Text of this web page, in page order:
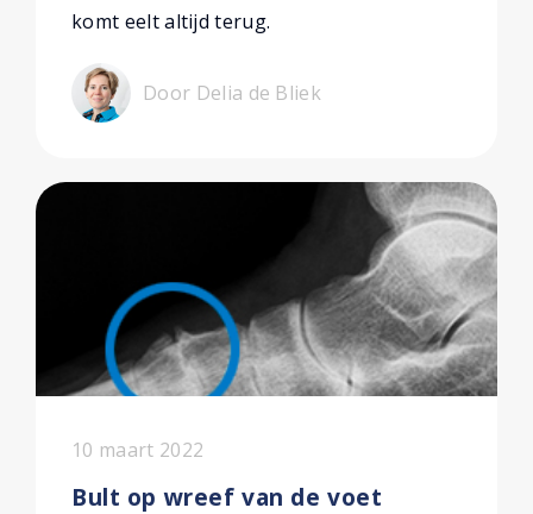
komt eelt altijd terug.
Door Delia de Bliek
10 maart 2022
Bult op wreef van de voet